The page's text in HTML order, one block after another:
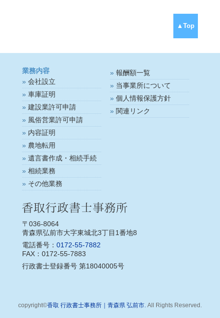
▲Top
業務内容
会社設立
車庫証明
建設業許可申請
風俗営業許可申請
内容証明
農地転用
遺言書作成・相続手続
相続業務
その他業務
報酬額一覧
当事業所について
個人情報保護方針
関連リンク
〒036-8064
青森県弘前市大字東城北3丁目1番地8
電話番号： 0172-55-7882
FAX：0172-55-7883
行政書士登録番号 第18040005号
copyright©香取 行政書士事務所｜青森県 弘前市. All Rights Reserved.